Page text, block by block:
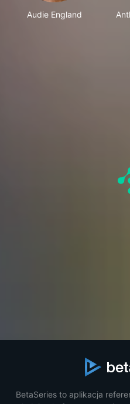
Audie England
BetaSeries to aplikacja